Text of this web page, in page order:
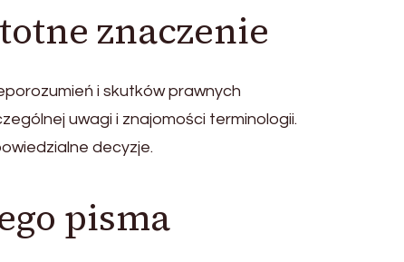
znaczenie
i skutków prawnych
uwagi i znajomości terminologii.
decyzje.
pisma